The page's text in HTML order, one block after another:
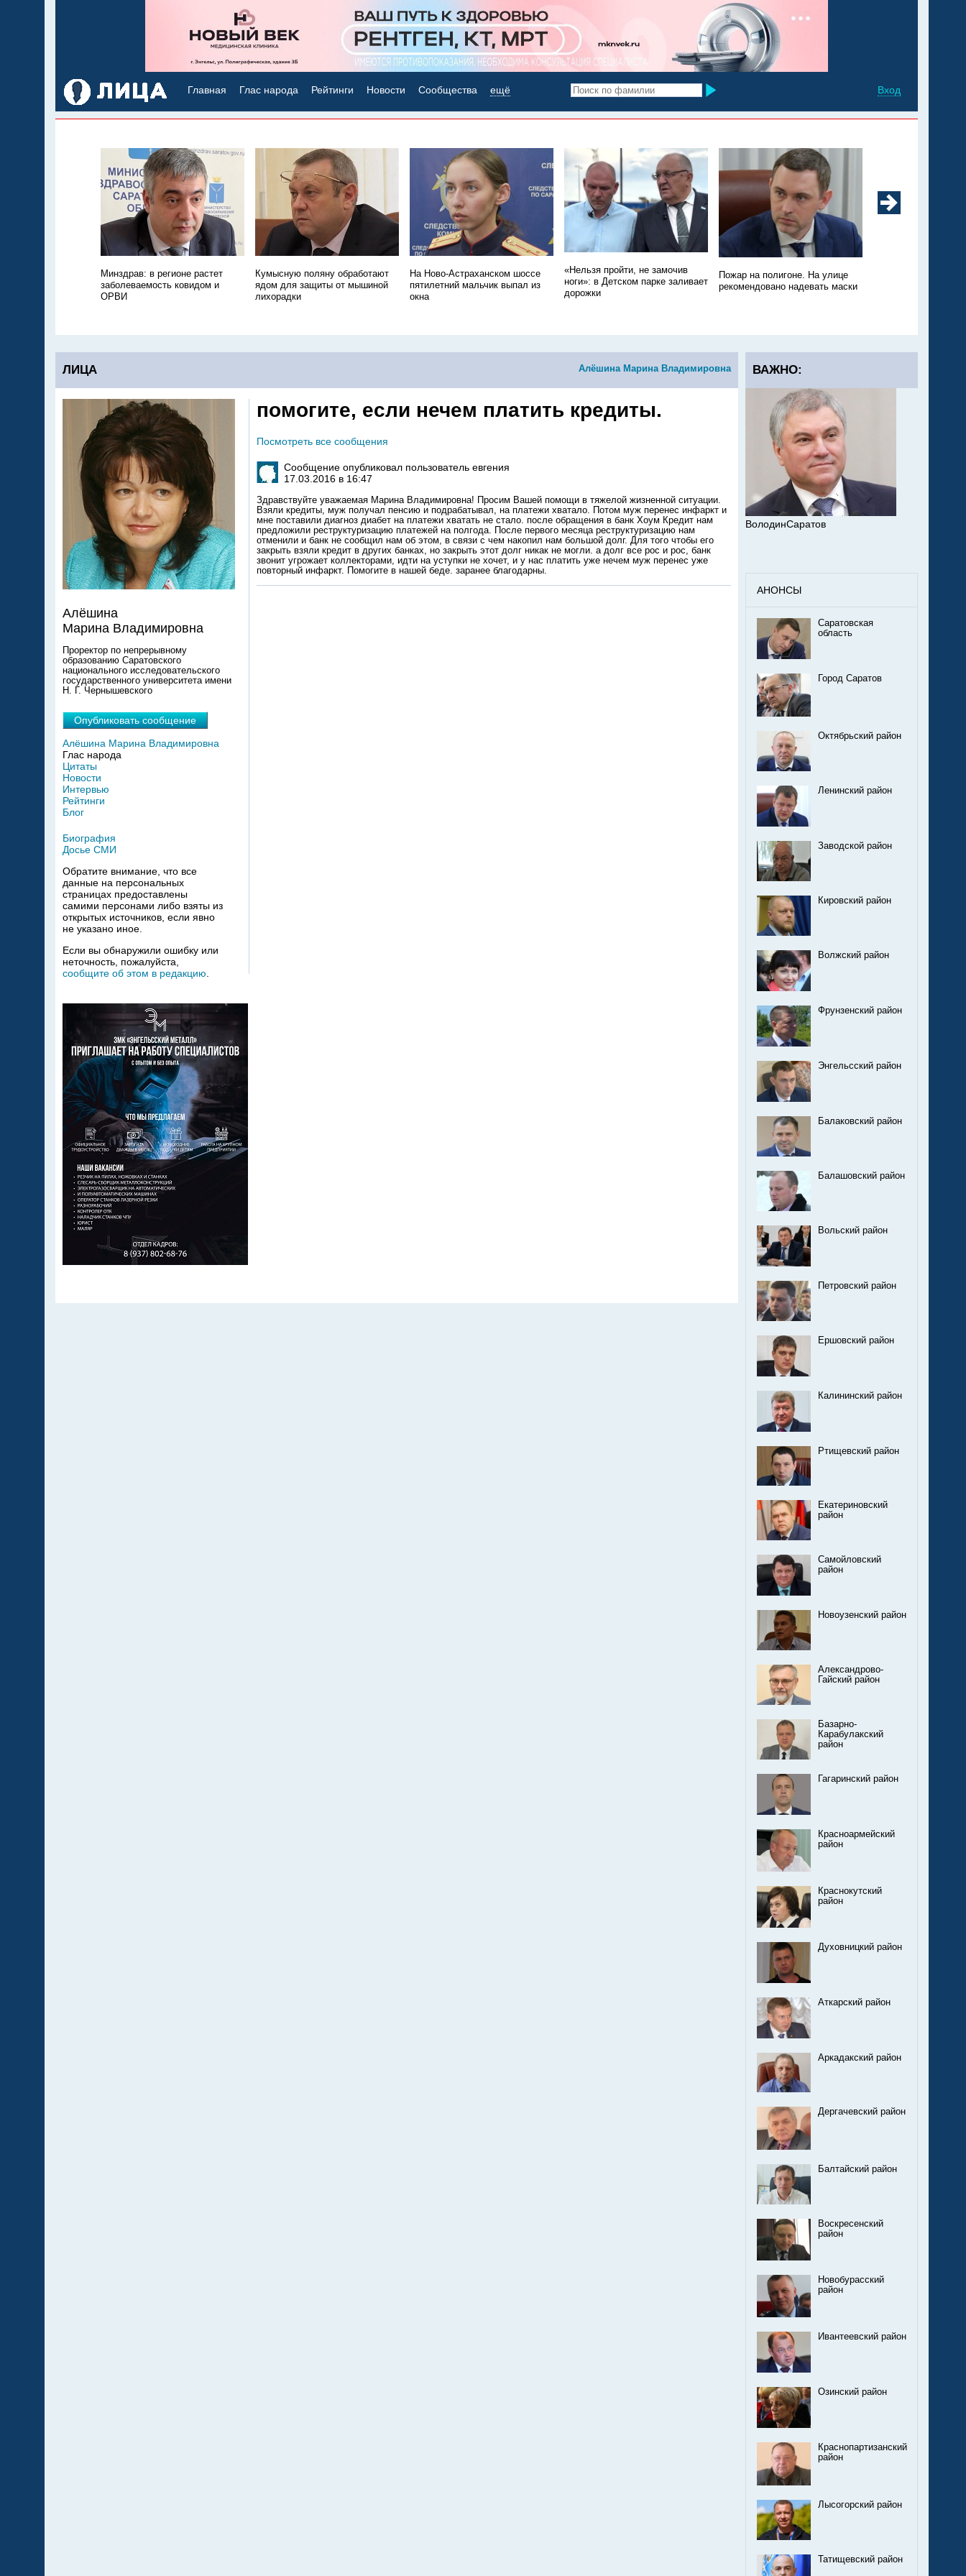
Вход
Главная Глас народа Рейтинги Новости Сообщества ещё
Минздрав: в регионе растет
заболеваемость ковидом и
ОРВИ
Кумысную поляну обработают
ядом для защиты от мышиной
лихорадки
На Ново-Астраханском шоссе
пятилетний мальчик выпал из
окна
«Нельзя пройти, не замочив
ноги»: в Детском парке заливает
дорожки
Пожар на полигоне. На улице
рекомендовано надевать маски
Алёшина Марина Владимировна
ЛИЦА
помогите, если нечем платить кредиты.
Посмотреть все сообщения
Сообщение опубликовал пользователь евгения
17.03.2016 в 16:47
Здравствуйте уважаемая Марина Владимировна! Просим Вашей помощи в тяжелой жизненной ситуации.
Взяли кредиты, муж получал пенсию и подрабатывал, на платежи хватало. Потом муж перенес инфаркт и
мне поставили диагноз диабет на платежи хватать не стало. после обращения в банк Хоум Кредит нам
предложили реструктуризацию платежей на полгода. После первого месяца реструктуризацию нам
отменили и банк не сообщил нам об этом, в связи с чем накопил нам большой долг. Для того чтобы его
закрыть взяли кредит в других банках, но закрыть этот долг никак не могли. а долг все рос и рос, банк
звонит угрожает коллекторами, идти на уступки не хочет, и у нас платить уже нечем муж перенес уже
повторный инфаркт. Помогите в нашей беде. заранее благодарны.
Алёшина
Марина Владимировна
Проректор по непрерывному
образованию Саратовского
национального исследовательского
государственного университета имени
Н. Г. Чернышевского
Опубликовать сообщение
Алёшина Марина Владимировна
Глас народа
Цитаты
Новости
Интервью
Рейтинги
Блог
Биография
Досье СМИ
Обратите внимание, что все
данные на персональных
страницах предоставлены
самими персонами либо взяты из
открытых источников, если явно
не указано иное.
Если вы обнаружили ошибку или
неточность, пожалуйста,
сообщите об этом в редакцию
ВАЖНО:
ВолодинСаратов
АНОНСЫ
Саратовская
область
Город Саратов
Октябрьский район
Ленинский район
Заводской район
Кировский район
Волжский район
Фрунзенский район
Энгельсский район
Балаковский район
Балашовский район
Вольский район
Петровский район
Ершовский район
Калининский район
Ртищевский район
Екатериновский
район
Самойловский
район
Новоузенский район
Александрово-
Гайский район
Базарно-
Карабулакский
район
Гагаринский район
Красноармейский
район
Краснокутский
район
Духовницкий район
Аткарский район
Аркадакский район
Дергачевский район
Балтайский район
Воскресенский
район
Новобурасский
район
Ивантеевский район
Озинский район
Краснопартизанский
район
Лысогорский район
Татищевский район